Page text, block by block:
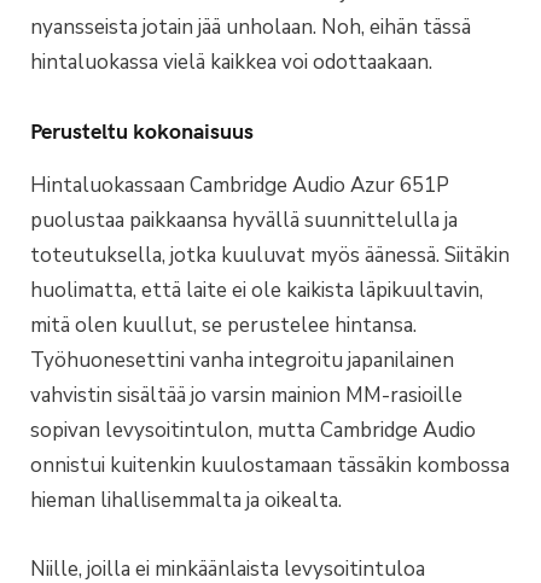
nyansseista jotain jää unholaan. Noh, eihän tässä
hintaluokassa vielä kaikkea voi odottaakaan.
Perusteltu kokonaisuus
Hintaluokassaan Cambridge Audio Azur 651P
puolustaa paikkaansa hyvällä suunnittelulla ja
toteutuksella, jotka kuuluvat myös äänessä. Siitäkin
huolimatta, että laite ei ole kaikista läpikuultavin,
mitä olen kuullut, se perustelee hintansa.
Työhuonesettini vanha integroitu japanilainen
vahvistin sisältää jo varsin mainion MM-rasioille
sopivan levysoitintulon, mutta Cambridge Audio
onnistui kuitenkin kuulostamaan tässäkin kombossa
hieman lihallisemmalta ja oikealta.
Niille, joilla ei minkäänlaista levysoitintuloa